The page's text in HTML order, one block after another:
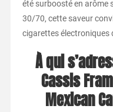
été surboosté en arôme
30/70, cette saveur
cigarettes électroniques
À qui
Cassis
Mexican